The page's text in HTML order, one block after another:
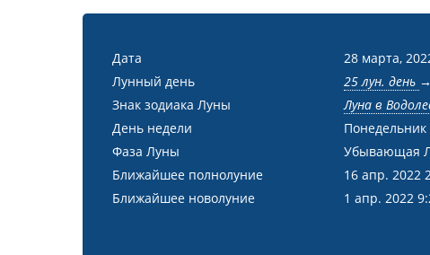
Дата
28 марта,
Лунный день
25 лун. день →
Знак зодиака Луны
Луна в
День недели
Понедельник
Фаза Луны
Убывающая
Ближайшее полнолуние
16 апр. 2022
Ближайшее новолуние
1 апр. 2022